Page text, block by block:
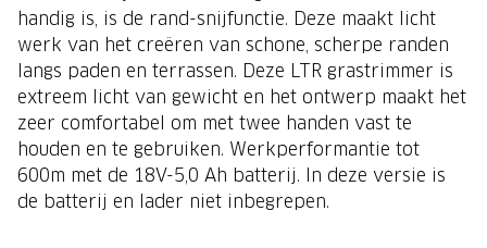
handig is, is de rand-snijfunctie. Deze maakt licht
werk van het creëren van schone, scherpe randen
langs paden en terrassen. Deze LTR grastrimmer is
extreem licht van gewicht en het ontwerp maakt het
zeer comfortabel om met twee handen vast te
houden en te gebruiken. Werkperformantie tot
600m met de 18V-5,0 Ah batterij. In deze versie is
de batterij en lader niet inbegrepen.